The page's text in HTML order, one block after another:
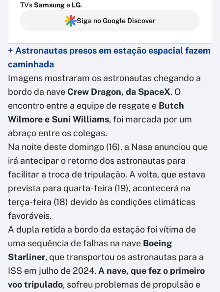
TVsSamsunge LG.
Siga no Google Discover
+ Astronautas presos em estação espacial fazem
caminhada
Imagens mostraram os astronautas chegando a
bordo da naveCrew Dragon, da SpaceX. O
encontro entre a equipe de resgate e Butch
Wilmore e Suni Williams, foi marcada por um
abraço entre os colegas.
Na noite deste domingo (16), a Nasa anunciou que
irá antecipar o retorno dos astronautas para
facilitar a troca de tripulação. A volta, que estava
prevista para quarta-feira (19), acontecerá na
terça-feira (18) devido às condições climáticas
favoráveis.
A dupla retida a bordo da estação foi vítima de
uma sequência de falhas na nave Boeing
Starliner, que transportou os astronautas para a
ISS em julho de 2024. A nave, que fez o primeiro
voo tripulado, sofreu problemas de propulsão e